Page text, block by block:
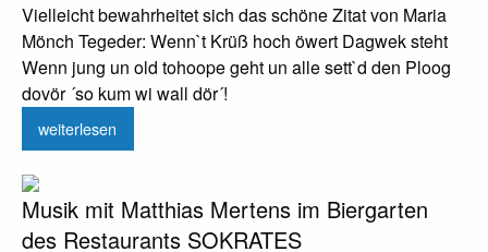
Vielleicht bewahrheitet sich das schöne Zitat von Maria
Mönch Tegeder: Wenn`t Krüß hoch öwert Dagwek steht
Wenn jung un old tohoope geht un alle sett`d den Ploog
dovör ´so kum wi wall dör´!
weiterlesen
Musik mit Matthias Mertens im Biergarten
des Restaurants SOKRATES